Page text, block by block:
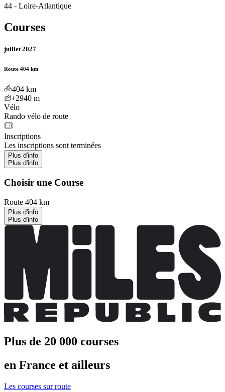
44 - Loire-Atlantique
Courses
juillet 2027
Route 404 km
404 km
+2940 m
Vélo
Rando vélo de route
Inscriptions
Les inscriptions sont terminées
Plus d'info
Plus d'info
Choisir une Course
Route 404 km
Plus d'info
Plus d'info
Plus de 20 000 courses
en France et ailleurs
Les courses sur route